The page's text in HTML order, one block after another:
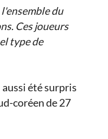
du
Ces joueurs
type de
aussi été surpris
coréen de 27